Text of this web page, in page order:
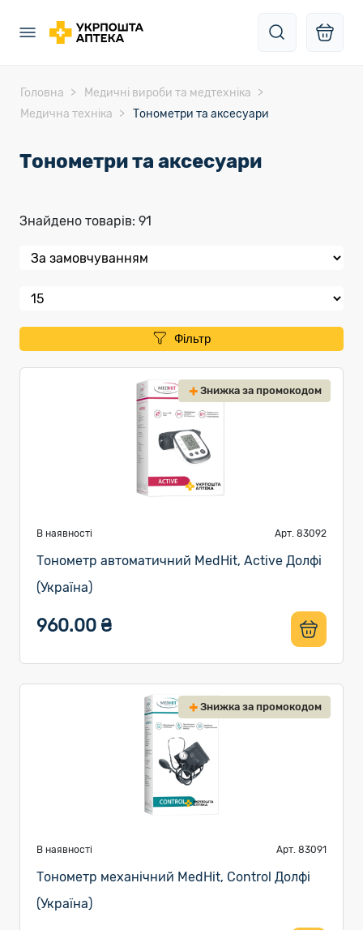
Головна
Медичні вироби та медтехніка
Медична техніка
Тонометри та аксесуари
Тонометри та аксесуари
Знайдено товарів: 91
Фільтр
Знижка за промокодом
В наявності Арт. 83092
Тонометр автоматичний MedHit, Active Долфі
(Україна)
960.00 ₴
Знижка за промокодом
В наявності Арт. 83091
Тонометр механічний MedHit, Control Долфі
(Україна)